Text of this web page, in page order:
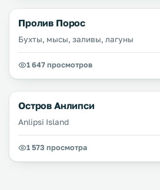
Пролив Порос
Бухты, мысы, заливы, лагуны
1 647 просмотров
Остров Анлипси
Anlipsi Island
1 573 просмотра